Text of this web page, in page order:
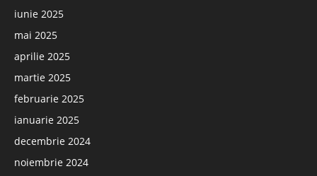
iunie 2025
mai 2025
aprilie 2025
martie 2025
februarie 2025
ianuarie 2025
decembrie 2024
noiembrie 2024